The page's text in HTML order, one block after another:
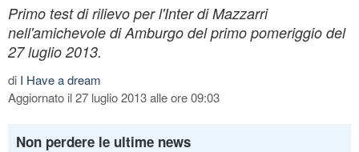
Primo test di rilievo per l'Inter di Mazzarri
nell'amichevole di Amburgo del primo pomeriggio del
27 luglio 2013.
di I Have a dream
Aggiornato il 27 luglio 2013 alle ore 09:03
Non perdere le ultime news